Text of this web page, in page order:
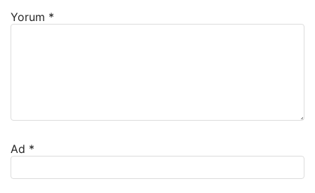
Yorum *
Ad *